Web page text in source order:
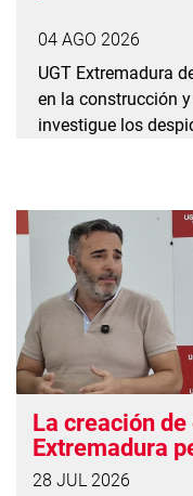
precario
04 AGO 2026
UGT Extremadura
en la construcción
investigue los
La creación
Extremadura
ocupación
28 JUL 2026